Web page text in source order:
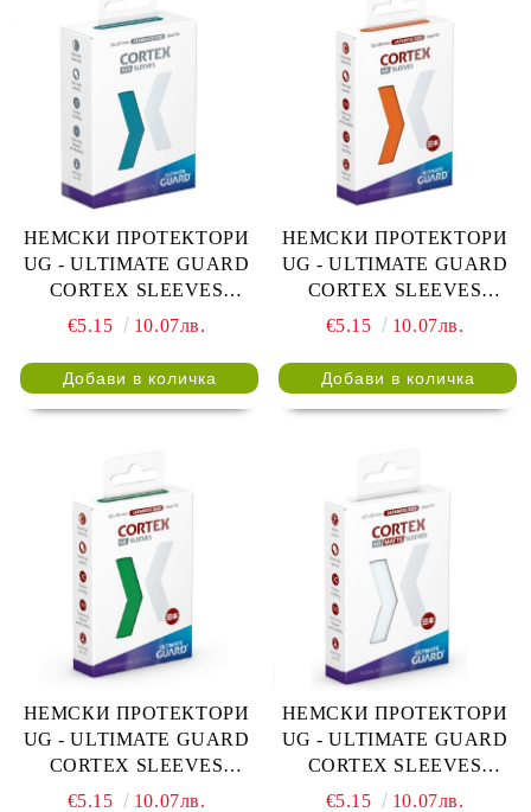
НЕМСКИ ПРОТЕКТОРИ
UG - ULTIMATE GUARD
CORTEX SLEEVES
JAPANESE 62x89 - 60 БР.
€5.15 10.07лв.
НЕМСКИ ПРОТЕКТОРИ
UG - ULTIMATE GUARD
CORTEX SLEEVES
JAPANESE 62x89 - 60 БР.
€5.15 10.07лв.
НЕМСКИ ПРОТЕКТОРИ
UG - ULTIMATE GUARD
CORTEX SLEEVES
JAPANESE 62x89 - 60 БР.
€5.15 10.07лв.
НЕМСКИ ПРОТЕКТОРИ
UG - ULTIMATE GUARD
CORTEX SLEEVES
JAPANESE MATTE 62x89 -
€5.15 10.07лв.